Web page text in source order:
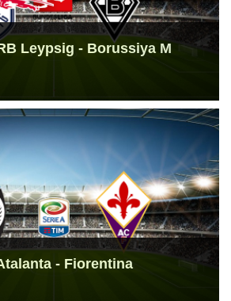
Leypsig - Borussiya M
- Fiorentina